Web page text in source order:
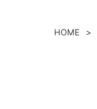
HOME